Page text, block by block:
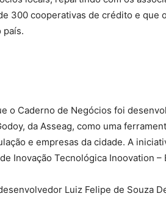
300 cooperativas de crédito e que
país.
o Caderno de Negócios foi
da Asseag, como uma
e empresas da cidade. A
Inovação Tecnológica Inoovation
Luiz Felipe de Souza